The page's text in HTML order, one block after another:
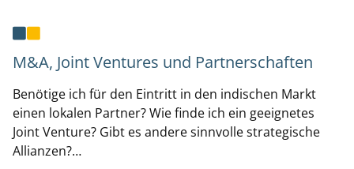
M&A, Joint Ventures und Partnerschaften
Benötige ich für den Eintritt in den indischen Markt
einen lokalen Partner? Wie finde ich ein geeignetes
Joint Venture? Gibt es andere sinnvolle strategische
Allianzen?…